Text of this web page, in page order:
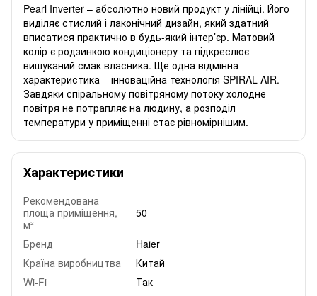
Pearl Inverter – абсолютно новий продукт у лінійці. Його
виділяє стислий і лаконічний дизайн, який здатний
вписатися практично в будь-який інтер’єр. Матовий
колір є родзинкою кондиціонеру та підкреслює
вишуканий смак власника. Ще одна відмінна
характеристика – інноваційна технологія SPIRAL AIR.
Завдяки спіральному повітряному потоку холодне
повітря не потрапляє на людину, а розподіл
температури у приміщенні стає рівномірнішим.
Характеристики
Рекомендована
площа приміщення,
м²
50
Бренд
Haier
Країна виробництва
Китай
Wi-Fi
Так